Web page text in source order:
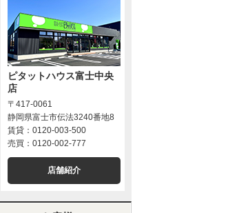
ピタットハウス富士中央
店
〒417-0061
静岡県富士市伝法3240番地8
賃貸：0120-003-500
売買：0120-002-777
店舗紹介